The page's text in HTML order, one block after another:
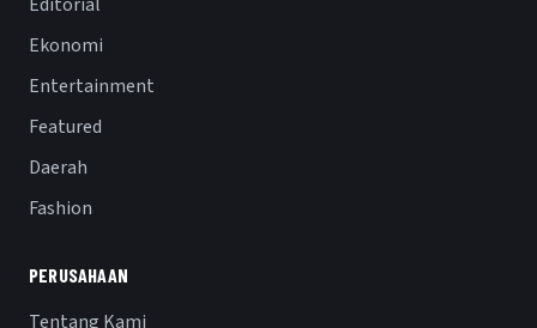
Ekonomi
Entertainment
Featured
Daerah
Fashion
PERUSAHAAN
Tentang Kami